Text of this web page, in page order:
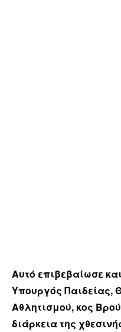
Αυτό επιβεβαίωσε
Υπουργός Παιδείας,
Αθλητισμού, κος
διάρκεια της